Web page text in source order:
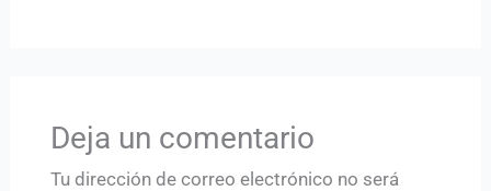
Deja un comentario
Tu dirección de correo electrónico no será